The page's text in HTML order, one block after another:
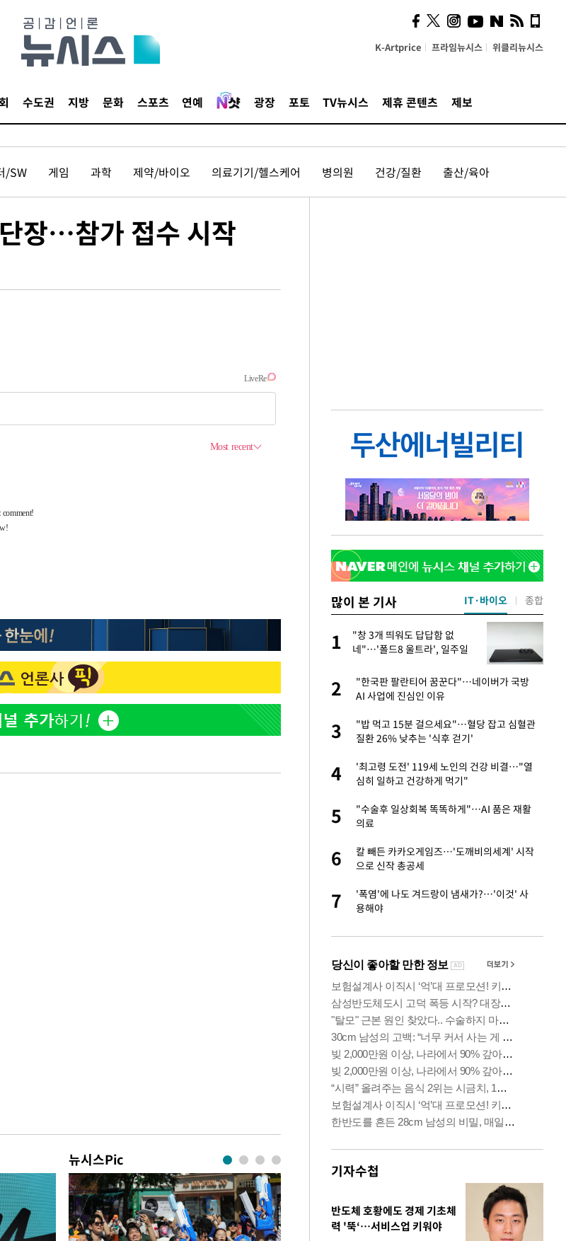
K-Artprice 프라임뉴시스 위클리뉴시스
수도권 지방 문화 스포츠 연예 광장 포토 TV뉴시스 제휴 콘텐츠 제보
/SW 게임 과학 제약/바이오 의료기기/헬스케어 병의원 건강/질환 출산/육아
장…참가 접수 시작
뉴시스Pic
많이 본 기사
"창 3개 띄워도 답답함 없
네"…'폴드8 울트라', 일주일
써보니
2
학 뒤집는 것"
3
'폭염 휴식기' 프로야구 10개 구단, 훈련·휴
식 병행…"야외 훈련 해도 안전 최우선"
4
1
"창 3개 띄워도 답답함 없
네"…'폴드8 울트라', 일주일
2
"한국판 팔란티어 꿈꾼다"…네이버가 국방
AI 사업에 진심인 이유
3
"밥 먹고 15분 걸으세요"…혈당 잡고 심혈관
질환 26% 낮추는 '식후 걷기'
4
'최고령 도전' 119세 노인의 건강 비결…"열
심히 일하고 건강하게 먹기"
5
"수술후 일상회복 똑똑하게"…AI 품은 재활
의료
6
칼 빼든 카카오게임즈…'도깨비의세계' 시작
으로 신작 총공세
7
'폭염'에 나도 겨드랑이 냄새가?…'이것' 사
용해야
IT·바이오 종합
기자수첩
반도체 호황에도 경제 기초체
력 '뚝‘…서비스업 키워야